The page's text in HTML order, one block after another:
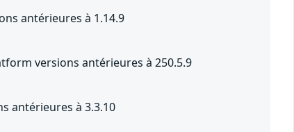
antérieures à 1.14.9
versions antérieures à 250.5.9
antérieures à 3.3.10